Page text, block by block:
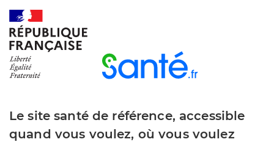
Le site santé de référence, accessible
quand vous voulez, où vous voulez